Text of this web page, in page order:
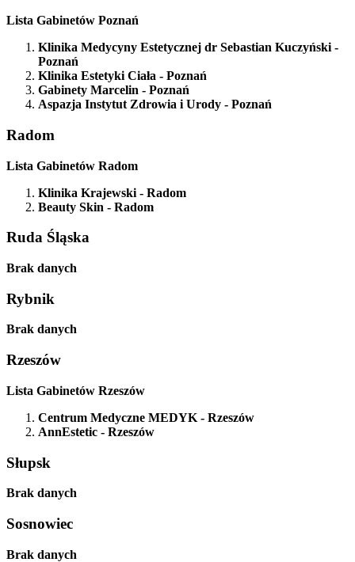
Lista Gabinetów Poznań
Klinika Medycyny Estetycznej dr Sebastian Kuczyński -
Poznań
Klinika Estetyki Ciała - Poznań
Gabinety Marcelin - Poznań
Aspazja Instytut Zdrowia i Urody - Poznań
Radom
Lista Gabinetów Radom
Klinika Krajewski - Radom
Beauty Skin - Radom
Ruda Śląska
Brak danych
Rybnik
Brak danych
Rzeszów
Lista Gabinetów Rzeszów
Centrum Medyczne MEDYK - Rzeszów
AnnEstetic - Rzeszów
Słupsk
Brak danych
Sosnowiec
Brak danych